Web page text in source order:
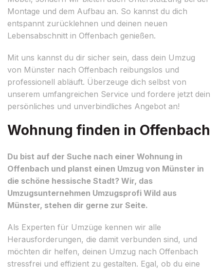
Montage und dem Aufbau an. So kannst du dich
entspannt zurücklehnen und deinen neuen
Lebensabschnitt in Offenbach genießen.
Mit uns kannst du dir sicher sein, dass dein Umzug
von Münster nach Offenbach reibungslos und
professionell abläuft. Überzeuge dich selbst von
unserem umfangreichen Service und fordere jetzt dein
persönliches und unverbindliches Angebot an!
Wohnung finden in Offenbach
Du bist auf der Suche nach einer Wohnung in
Offenbach und planst einen Umzug von Münster in
die schöne hessische Stadt? Wir, das
Umzugsunternehmen Umzugsprofi Wild aus
Münster, stehen dir gerne zur Seite.
Als Experten für Umzüge kennen wir alle
Herausforderungen, die damit verbunden sind, und
möchten dir helfen, deinen Umzug nach Offenbach
stressfrei und effizient zu gestalten. Egal, ob du eine